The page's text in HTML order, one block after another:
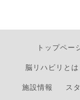
トップペー
脳リハビリとは
施設情報
ス